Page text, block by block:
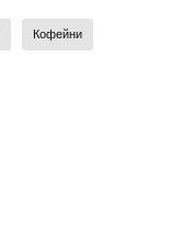
Кофейни